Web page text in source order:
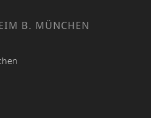
B. MÜNCHEN